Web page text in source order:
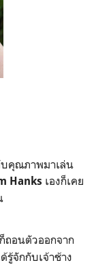
บคุณภาพมาเล่น
Hanks เองก็เคย
ถอนตัวออกจาก
รู้จักกับเจ้าช้าง